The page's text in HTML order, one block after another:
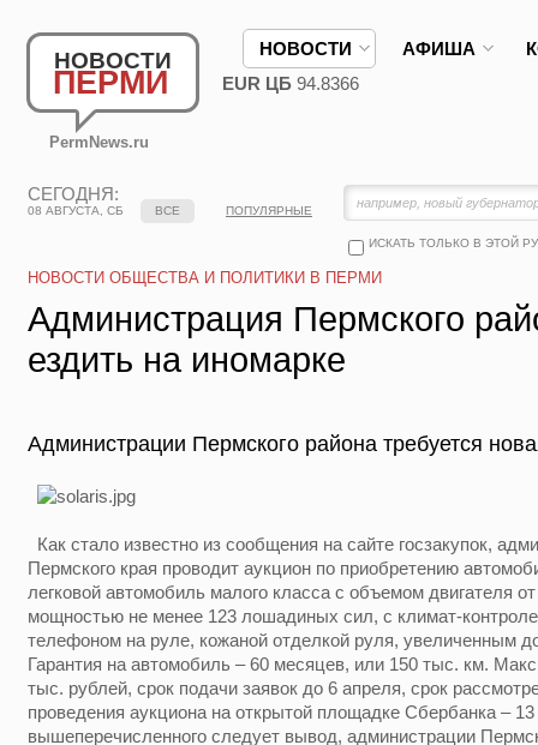
НОВОСТИ
ПЕРМИ
PermNews.ru
НОВОСТИ АФИША
EUR ЦБ 94.8366
СЕГОДНЯ:
08 АВГУСТА, СБ
ИСКАТЬ ТОЛЬКО В ЭТОЙ
ВСЕ ПОПУЛЯРНЫЕ
НОВОСТИ ОБЩЕСТВА И ПОЛИТИКИ В ПЕРМИ
Администрация Пермского
ездить на иномарке
Администрации Пермского района требуется
Как стало известно из сообщения на сайте госзакупок,
Пермского края проводит аукцион по приобретению
легковой автомобиль малого класса с объемом двигателя
мощностью не менее 123 лошадиных сил, с климат-
телефоном на руле, кожаной отделкой руля, увеличенным
Гарантия на автомобиль – 60 месяцев, или 150 тыс. км.
тыс. рублей, срок подачи заявок до 6 апреля, срок
проведения аукциона на открытой площадке Сбербанка –
вышеперечисленного следует вывод, администрации